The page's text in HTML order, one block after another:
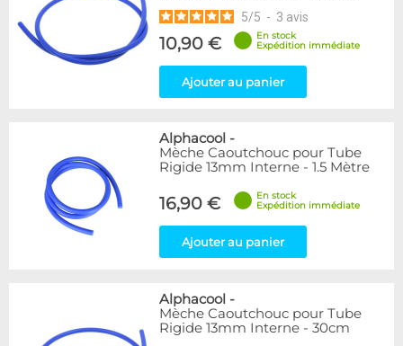
5/5 - 3 avis
10,90 €
En stock
Expédition immédiate
Ajouter au panier
Alphacool -
Mèche Caoutchouc pour Tube
Rigide 13mm Interne - 1.5 Mètre
16,90 €
En stock
Expédition immédiate
Ajouter au panier
Alphacool -
Mèche Caoutchouc pour Tube
Rigide 13mm Interne - 30cm